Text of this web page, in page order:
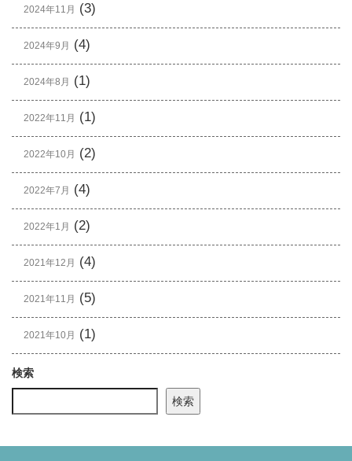
2024年11月 (3)
2024年9月 (4)
2024年8月 (1)
2022年11月 (1)
2022年10月 (2)
2022年7月 (4)
2022年1月 (2)
2021年12月 (4)
2021年11月 (5)
2021年10月 (1)
検索
検索